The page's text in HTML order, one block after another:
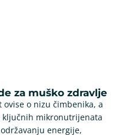
za muško zdravlje
o nizu čimbenika, a
mikronutrijenata
energije,